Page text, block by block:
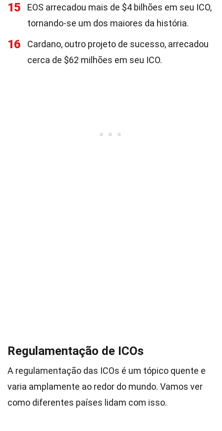
15
EOS arrecadou mais de $4 bilhões em seu ICO,
tornando-se um dos maiores da história.
16
Cardano, outro projeto de sucesso, arrecadou
cerca de $62 milhões em seu ICO.
Regulamentação de ICOs
A regulamentação das ICOs é um tópico quente e
varia amplamente ao redor do mundo. Vamos ver
como diferentes países lidam com isso.